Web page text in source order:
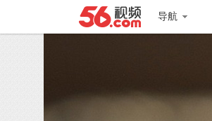
导航